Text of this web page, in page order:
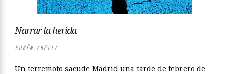
Narrar la herida
RUBÉN ABELLA
Un terremoto sacude Madrid una tarde de febrero de